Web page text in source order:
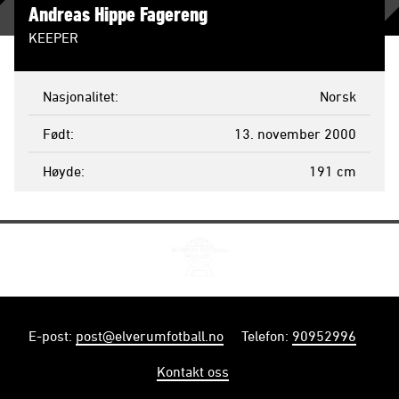
Andreas Hippe Fagereng
KEEPER
Nasjonalitet Norsk
Født 13. november 2000
Høyde 191 cm
E-post: post@elverumfotball.no Telefon: 90952996
Kontakt oss